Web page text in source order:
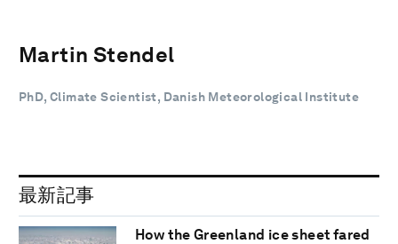
Martin Stendel
PhD, Climate Scientist, Danish Meteorological Institute
最新記事
How the Greenland ice sheet fared